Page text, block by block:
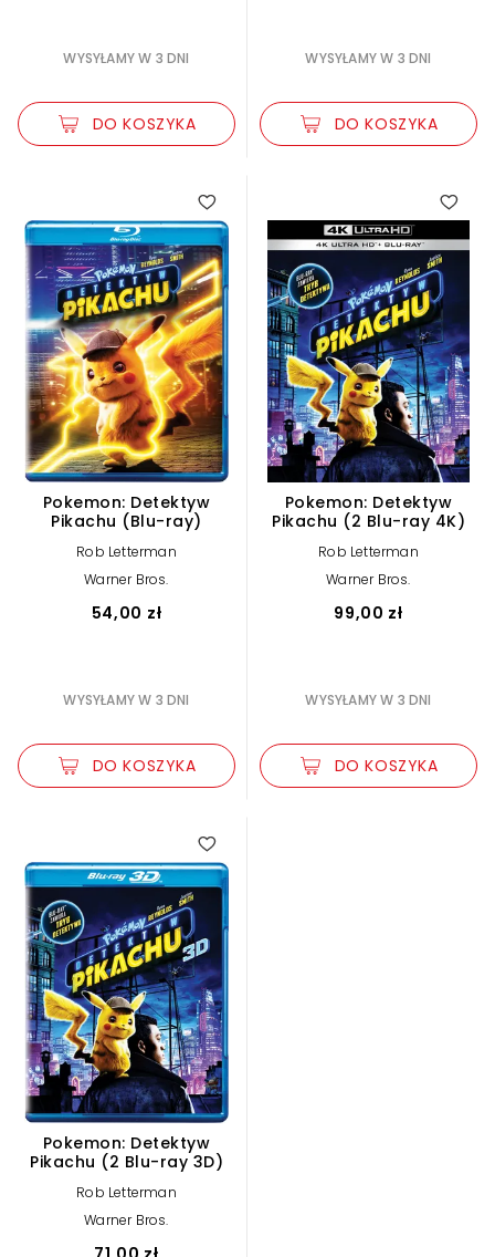
WYSYŁAMY W 3 DNI
DO KOSZYKA
WYSYŁAMY W 3 DNI
DO KOSZYKA
Pokemon: Detektyw
Pikachu (Blu-ray)
Rob Letterman
Warner Bros.
54,00 zł
WYSYŁAMY W 3 DNI
DO KOSZYKA
Pokemon: Detektyw
Pikachu (2 Blu-ray 4K)
Rob Letterman
Warner Bros.
99,00 zł
WYSYŁAMY W 3 DNI
DO KOSZYKA
Pokemon: Detektyw
Pikachu (2 Blu-ray 3D)
Rob Letterman
Warner Bros.